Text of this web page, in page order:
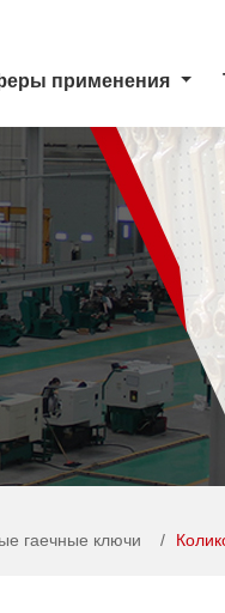
применения
гаечные ключи